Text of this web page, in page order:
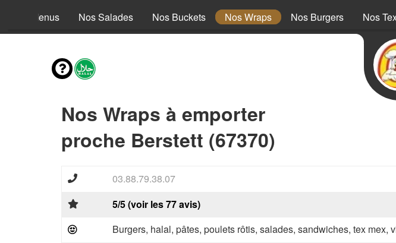
Nos Menus Nos Salades Nos Buckets Nos Wraps Nos Burgers Nos
Nos Wraps à emporter
proche Berstett (67370)
03.88.79.38.07
5/5 (voir les 77 avis)
Burgers, halal, pâtes, poulets rôtis, salades, sandwiches, tex mex,